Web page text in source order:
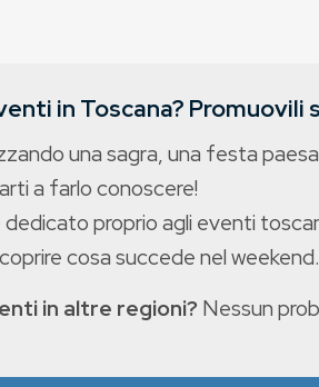
in Toscana? Promuovili
una sagra, una festa
a farlo conoscere!
proprio agli eventi
cosa succede nel weekend.
in altre regioni? Nessun